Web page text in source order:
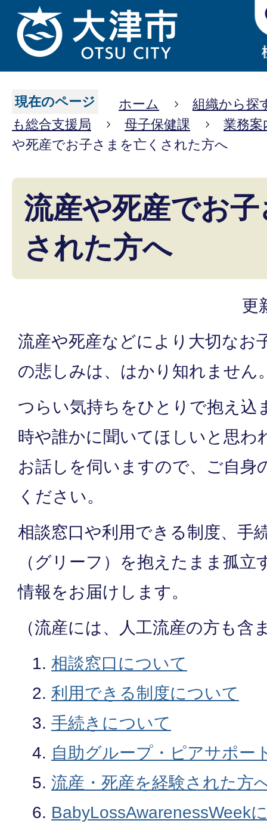
現在のページ ホーム
組織から探
も総合支援局
母子保健課
業務案
や死産でお子さまを亡くされた方へ
流産や死産でお
された方へ
更
流産や死産などにより大切なお
の悲しみは、はかり知れません
つらい気持ちをひとりで抱え込
時や誰かに聞いてほしいと思わ
お話しを伺いますので、ご自身
ください。
相談窓口や利用できる制度、手
（グリーフ）を抱えたまま孤
情報をお届けします。
（流産には、人工流産の方も含
相談窓口について
利用できる制度について
手続きについて
自助グループ・ピアサポー
流産・死産を経験された方
BabyLossAwarenessWeek